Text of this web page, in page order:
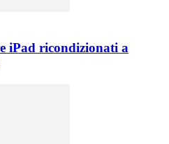
iPad ricondizionati a